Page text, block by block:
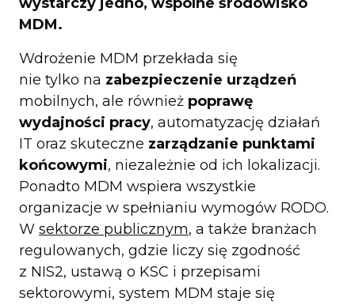
MDM.
Wdrożenie MDM przekłada się
nie tylko na zabezpieczenie urządzeń
mobilnych, ale również poprawę
wydajności pracy, automatyzację działań
IT oraz skuteczne zarządzanie punktami
końcowymi, niezależnie od ich lokalizacji.
Ponadto MDM wspiera wszystkie
organizacje w spełnianiu wymogów RODO.
W sektorze publicznym, a także branżach
regulowanych, gdzie liczy się zgodność
z NIS2, ustawą o KSC i przepisami
sektorowymi, system MDM staje się